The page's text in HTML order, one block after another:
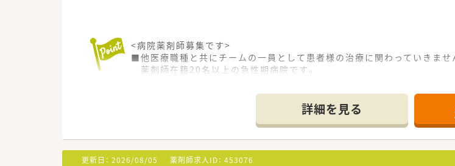
<病院薬剤師募集です>
■他医療職種と共にチームの一員として患者様の治療に関わっていきませ
薬剤師在籍20名以上の急性期病院です。
■病棟業務はもちろん、抗癌剤無菌調製業務、高カロリー輸液混注業務、
■勉強会や学術大会参加もあり、切磋琢磨しながら薬剤師として成長する
■若年層から幅広い年齢層が活躍されています。新卒の方や第二新卒の方
■外来は100％院外処方となっており院内での業務に集中して取り組むこ
■オーダリングシステム、電子カルテ導入済みで業務も安心でスムーズで
詳細を見る
更新日： 2026/08/05 薬剤師求人ID： 453076